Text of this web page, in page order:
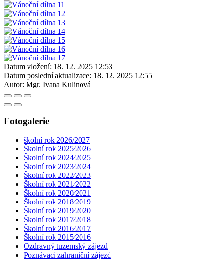
Datum vložení: 18. 12. 2025 12:53
Datum poslední aktualizace: 18. 12. 2025 12:55
Autor: Mgr. Ivana Kulinová
Fotogalerie
školní rok 2026/2027
Školní rok 2025⁄2026
Školní rok 2024⁄2025
Školní rok 2023⁄2024
Školní rok 2022⁄2023
Školní rok 2021⁄2022
Školní rok 2020⁄2021
Školní rok 2018⁄2019
Školní rok 2019⁄2020
Školní rok 2017⁄2018
Školní rok 2016⁄2017
Školní rok 2015⁄2016
Ozdravný tuzemský zájezd
Poznávací zahraniční zájezd